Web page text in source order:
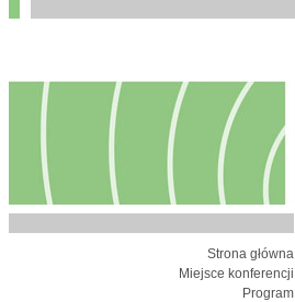
Strona główna
Miejsce konferencji
Program